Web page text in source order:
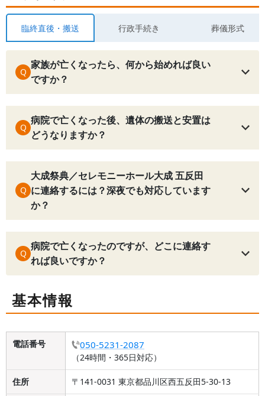
臨終直後・搬送 行政手続き 葬儀形式
Q
家族が亡くなったら、何から始めれば良い
ですか？
Q
病院で亡くなった後、遺体の搬送と安置は
どうなりますか？
Q
大成祭典／セレモニーホール大成 五反田
に連絡するには？深夜でも対応しています
か？
Q
病院で亡くなったのですが、どこに連絡す
れば良いですか？
基本情報
電話番号 050-5231-2087
（24時間・365日対応）
住所 〒141-0031 東京都品川区西五反田5-30-13